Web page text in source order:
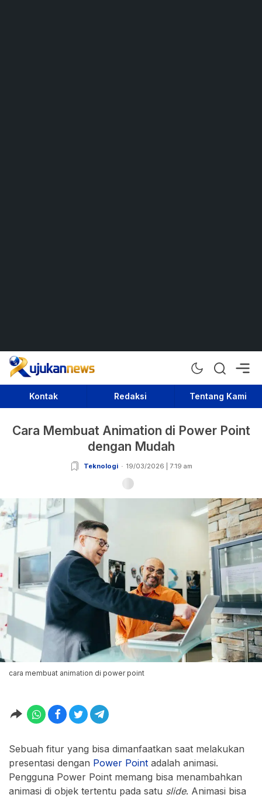
Rujukan News
Satu Rujukan Sejuta Informasi
Kontak Redaksi Tentang Kami
Cara Membuat Animation di Power Point
dengan Mudah
Teknologi 19/03/2026 | 7:19 am
cara membuat animation di power point
Sebuah fitur yang bisa dimanfaatkan saat melakukan
presentasi dengan Power Point adalah animasi.
Pengguna Power Point memang bisa menambahkan
animasi di objek tertentu pada satu slide. Animasi bisa